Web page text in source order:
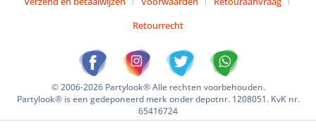
Retourrecht
© 2006-2026 Partylook® Alle rechten voorbehouden.
Partylook® is een gedeponeerd merk onder depotnr. 1208051. KvK nr.
65416724